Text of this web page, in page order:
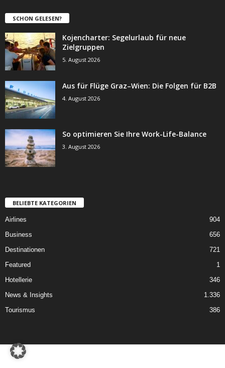
SCHON GELESEN?
Kojencharter: Segelurlaub für neue
Zielgruppen
5. August 2026
Aus für Flüge Graz–Wien: Die Folgen für B2B
4. August 2026
So optimieren Sie Ihre Work-Life-Balance
3. August 2026
BELIEBTE KATEGORIEN
Airlines
904
Business
656
Destinationen
721
Featured
1
Hotellerie
346
News & Insights
1.336
Tourismus
386